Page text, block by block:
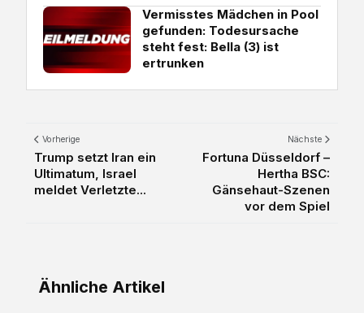
Vermisstes Mädchen in Pool
gefunden: Todesursache
steht fest: Bella (3) ist
ertrunken
Vorherige
Trump setzt Iran ein
Ultimatum, Israel
meldet Verletzte...
Nächste
Fortuna Düsseldorf –
Hertha BSC:
Gänsehaut-Szenen
vor dem Spiel
Ähnliche Artikel